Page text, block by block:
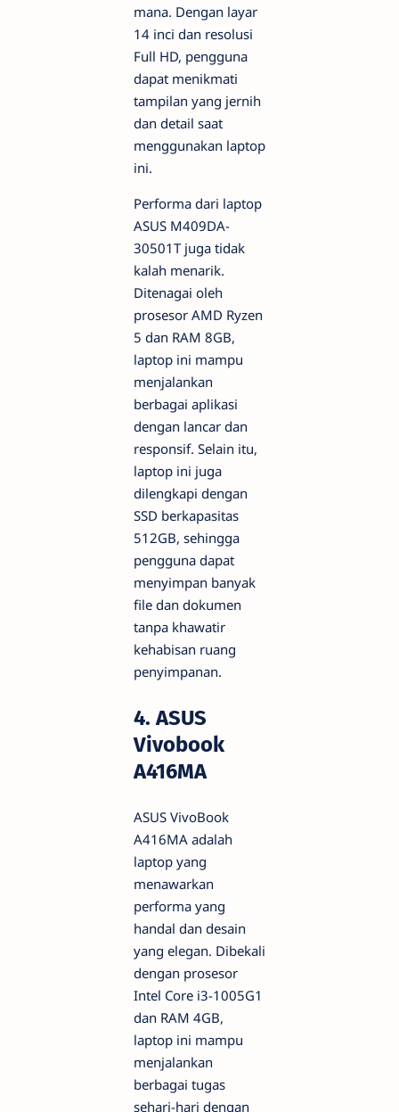
mana. Dengan layar
14 inci dan resolusi
Full HD, pengguna
dapat menikmati
tampilan yang jernih
dan detail saat
menggunakan laptop
ini.
Performa dari laptop
ASUS M409DA-
30501T juga tidak
kalah menarik.
Ditenagai oleh
prosesor AMD Ryzen
5 dan RAM 8GB,
laptop ini mampu
menjalankan
berbagai aplikasi
dengan lancar dan
responsif. Selain itu,
laptop ini juga
dilengkapi dengan
SSD berkapasitas
512GB, sehingga
pengguna dapat
menyimpan banyak
file dan dokumen
tanpa khawatir
kehabisan ruang
penyimpanan.
4. ASUS
Vivobook
A416MA
ASUS VivoBook
A416MA adalah
laptop yang
menawarkan
performa yang
handal dan desain
yang elegan. Dibekali
dengan prosesor
Intel Core i3-1005G1
dan RAM 4GB,
laptop ini mampu
menjalankan
berbagai tugas
sehari-hari dengan